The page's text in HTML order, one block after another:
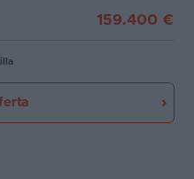
159.400 €